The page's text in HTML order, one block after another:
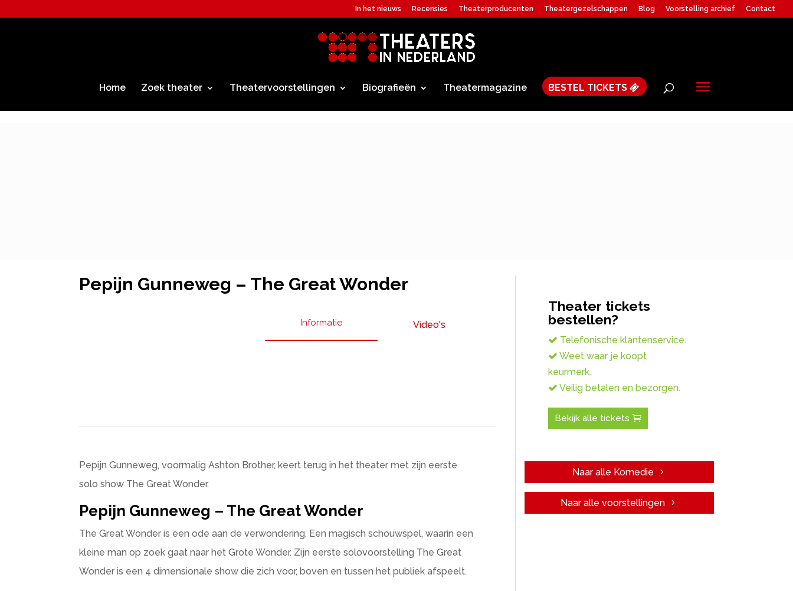
In het nieuws Recensies Theaterproducenten Theatergezelschappen Blog Voorstelling archief Contact
Home Zoek theater Theatervoorstellingen Biografieën Theatermagazine BESTEL TICKETS
Pepijn Gunneweg – The Great Wonder
Informatie Video's
Pepijn Gunneweg, voormalig Ashton Brother, keert terug in het theater met zijn eerste
solo show The Great Wonder.
Pepijn Gunneweg – The Great Wonder
The Great Wonder is een ode aan de verwondering. Een magisch schouwspel, waarin een
kleine man op zoek gaat naar het Grote Wonder. Zijn eerste solovoorstelling The Great
Wonder is een 4 dimensionale show die zich voor, boven en tussen het publiek afspeelt.
Theater tickets
bestellen?
Telefonische klantenservice.
Weet waar je koopt
keurmerk.
Veilig betalen en bezorgen.
Bekijk alle tickets
Naar alle Komedie
Naar alle voorstellingen